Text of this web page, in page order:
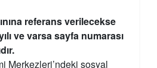
referans verilecekse
ve varsa sayfa numarası
Merkezleri’ndeki sosyal